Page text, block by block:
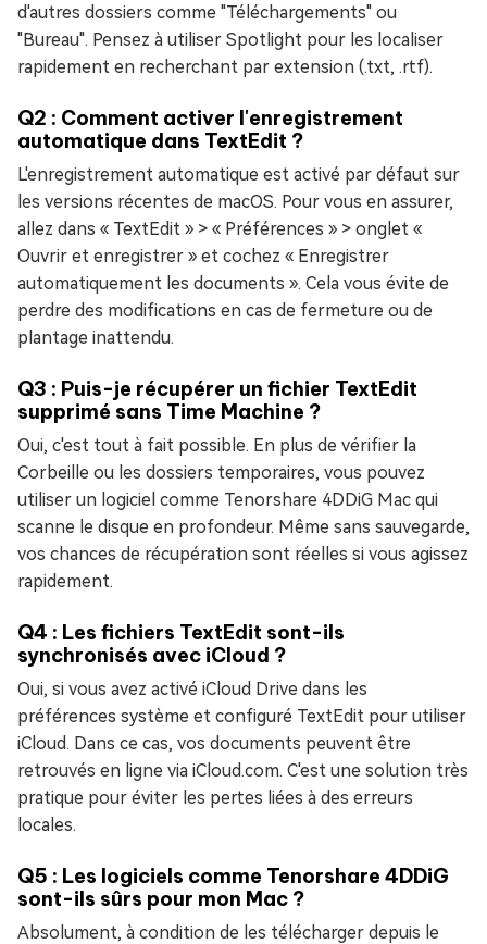
d'autres dossiers comme "Téléchargements" ou
"Bureau". Pensez à utiliser Spotlight pour les localiser
rapidement en recherchant par extension (.txt, .rtf).
Q2 : Comment activer l'enregistrement
automatique dans TextEdit ?
L'enregistrement automatique est activé par défaut sur
les versions récentes de macOS. Pour vous en assurer,
allez dans « TextEdit » > « Préférences » > onglet «
Ouvrir et enregistrer » et cochez « Enregistrer
automatiquement les documents ». Cela vous évite de
perdre des modifications en cas de fermeture ou de
plantage inattendu.
Q3 : Puis-je récupérer un fichier TextEdit
supprimé sans Time Machine ?
Oui, c'est tout à fait possible. En plus de vérifier la
Corbeille ou les dossiers temporaires, vous pouvez
utiliser un logiciel comme Tenorshare 4DDiG Mac qui
scanne le disque en profondeur. Même sans sauvegarde,
vos chances de récupération sont réelles si vous agissez
rapidement.
Q4 : Les fichiers TextEdit sont-ils
synchronisés avec iCloud ?
Oui, si vous avez activé iCloud Drive dans les
préférences système et configuré TextEdit pour utiliser
iCloud. Dans ce cas, vos documents peuvent être
retrouvés en ligne via iCloud.com. C'est une solution très
pratique pour éviter les pertes liées à des erreurs
locales.
Q5 : Les logiciels comme Tenorshare 4DDiG
sont-ils sûrs pour mon Mac ?
Absolument, à condition de les télécharger depuis le